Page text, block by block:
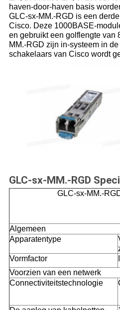
haven-door-haven basis
GLC-sx-MM.-RGD is een
Cisco. Deze 1000BASE-
en gebruikt een golflengte van
MM.-RGD zijn in-systeem in
schakelaars van Cisco wordt
GLC-sx-MM.-RGD
GLC-sx-MM.-
Algemeen
Apparatentype
Vormfactor
Voorzien van een netwerk
Connectiviteitstechnologie